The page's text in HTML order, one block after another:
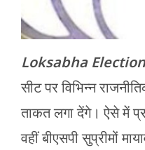
Loksabha
सीट पर विभिन्न
ताकत लगा देंगे। ऐसे में
वहीं बीएसपी सुप्रीमों